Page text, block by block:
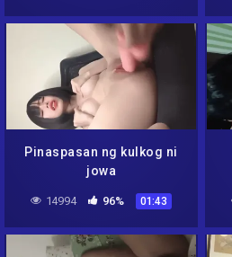
Pinaspasan ng kulkog ni
jowa
14994 96% 01:43